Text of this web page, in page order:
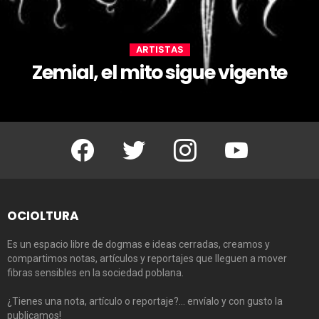
ARTISTAS
Zemial, el mito sigue vigente
Facebook Twitter Instagram Youtube
OCIOLTURA
Es un espacio libre de dogmas e ideas cerradas, creamos y
compartimos notas, artículos y reportajes que lleguen a mover
fibras sensibles en la sociedad poblana.
¿Tienes una nota, artículo o reportaje?… envíalo y con gusto la
publicamos!